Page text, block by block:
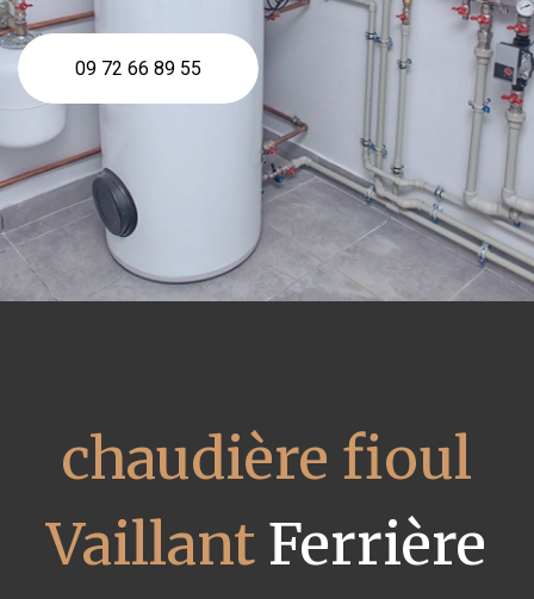
09 72 66 89 55
chaudière fioul
Vaillant Ferrière